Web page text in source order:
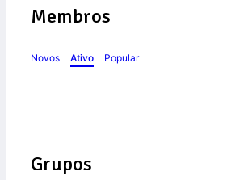
Membros
Novos Ativo Popular
Grupos